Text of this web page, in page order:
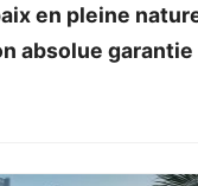
en pleine
absolue garantie